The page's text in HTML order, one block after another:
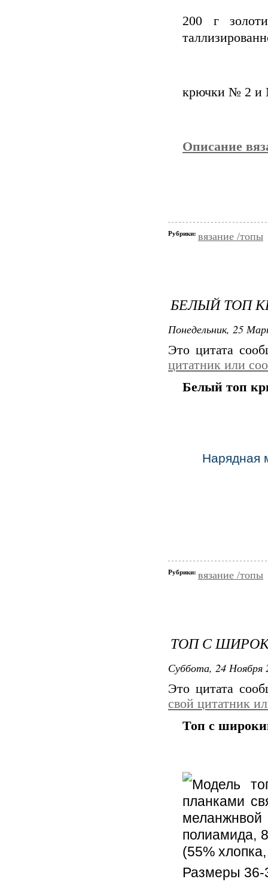
200 г
крючки № 2 и
Описание
Рубрики: вязание /топы
БЕЛЫЙ ТОП
Понедельник, 25
Это цитата
цитатник или
Белый топ
Нарядная
Рубрики: вязание /топы
ТОП С
Суббота, 24 Ноября
Это цитата
свой цитатник
Топ с
Модель
планками
полиамида,
(55%
Размеры 36-